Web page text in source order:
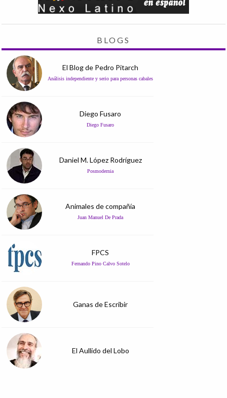
BLOGS
El Blog de Pedro Pitarch
Análisis independiente y serio para personas cabales
Diego Fusaro
Diego Fusaro
Daniel M. López Rodríguez
Posmodernia
Animales de compañía
Juan Manuel De Prada
FPCS
Fernando Pino Calvo Sotelo
Ganas de Escribir
El Aullido del Lobo